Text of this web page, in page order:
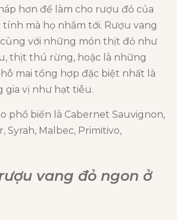
hơn để làm cho rượu đỏ của
tính mà họ nhắm tới. Rượu vang
với những món thịt đỏ như
thịt thú rừng, hoặc là những
mai tổng hợp đặc biệt nhất là
gia vị như hạt tiêu.
phổ biến là Cabernet Sauvignon,
Syrah, Malbec, Primitivo,
vang đỏ ngon ở